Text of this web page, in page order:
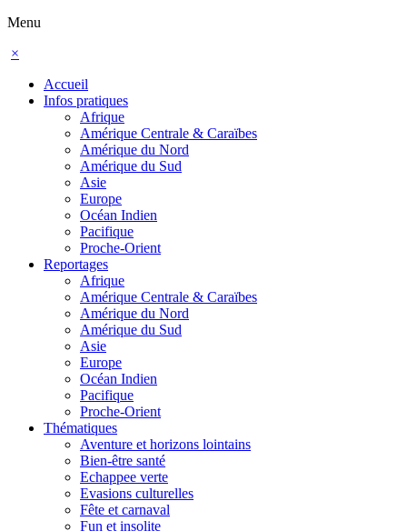
Menu
×
Accueil
Infos pratiques
Afrique
Amérique Centrale & Caraïbes
Amérique du Nord
Amérique du Sud
Asie
Europe
Océan Indien
Pacifique
Proche-Orient
Reportages
Afrique
Amérique Centrale & Caraïbes
Amérique du Nord
Amérique du Sud
Asie
Europe
Océan Indien
Pacifique
Proche-Orient
Thématiques
Aventure et horizons lointains
Bien-être santé
Echappee verte
Evasions culturelles
Fête et carnaval
Fun et insolite